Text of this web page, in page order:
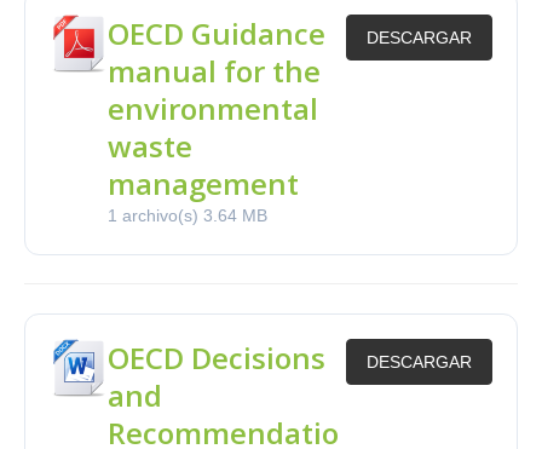
OECD Guidance
manual for the
environmental
waste
management
1 archivo(s) 3.64 MB
DESCARGAR
OECD Decisions
and
Recommendatio
DESCARGAR